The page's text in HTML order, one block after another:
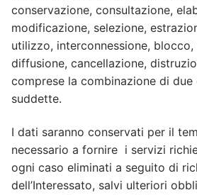
conservazione, consultazione,
modificazione, selezione,
utilizzo, interconnessione, blocco,
diffusione, cancellazione,
comprese la combinazione di
suddette.
I dati saranno conservati per il
necessario a fornire i servizi
ogni caso eliminati a seguito di
dell’Interessato, salvi ulteriori